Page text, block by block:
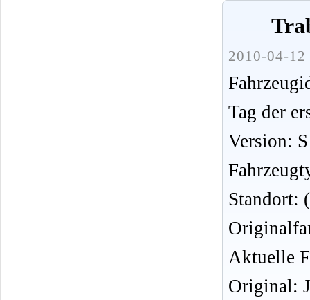
2010-04-12
Tag der
Version:
Standort:
Aktuelle
Original: